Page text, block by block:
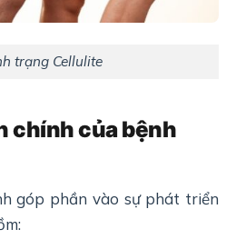
trạng Cellulite
chính của bệnh
góp phần vào sự phát triển